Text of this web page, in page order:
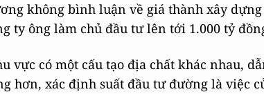
không bình luận về giá thành xây
ty ông làm chủ đầu tư lên tới 1.000 tỷ
vực có một cấu tạo địa chất khác nhau,
hơn, xác định suất đầu tư đường là việc